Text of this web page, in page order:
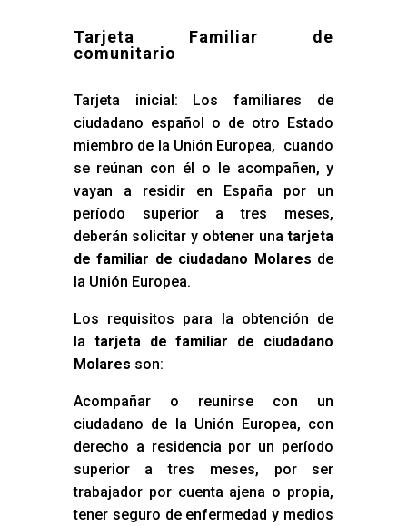
Tarjeta Familiar de
comunitario
Tarjeta inicial: Los familiares de
ciudadano español o de otro Estado
miembro de la Unión Europea, cuando
se reúnan con él o le acompañen, y
vayan a residir en España por un
período superior a tres meses,
deberán solicitar y obtener unatarjeta
de familiar de ciudadano Molares de
la Unión Europea.
Los requisitos para la obtención de
la tarjeta de familiar de ciudadano
Molares son:
Acompañar o reunirse con un
ciudadano de la Unión Europea, con
derecho a residencia por un período
superior a tres meses, por ser
trabajador por cuenta ajena o propia,
tener seguro de enfermedad y medios